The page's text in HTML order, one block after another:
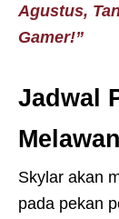
Agustus,
Gamer!”
Jadwal
Skylar akan
pada pekan